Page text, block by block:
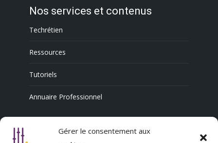
Gérer le consentement aux
Nos services et contenus
Techrétien
Ressources
Tutoriels
Annuaire Professionnel
Nous découvrir